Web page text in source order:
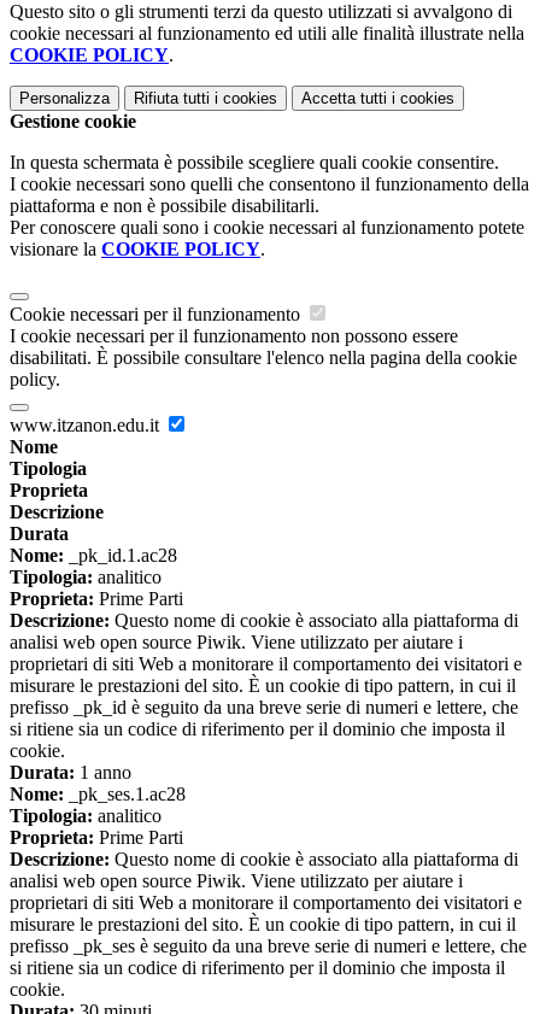
Questo sito o gli strumenti terzi da questo utilizzati si avvalgono di
cookie necessari al funzionamento ed utili alle finalità illustrate nella
COOKIE POLICY.
Personalizza Rifiuta tutti i cookies Accetta tutti i cookies
Gestione cookie
In questa schermata è possibile scegliere quali cookie consentire.
I cookie necessari sono quelli che consentono il funzionamento della
piattaforma e non è possibile disabilitarli.
Per conoscere quali sono i cookie necessari al funzionamento potete
visionare la COOKIE POLICY.
Cookie necessari per il funzionamento
I cookie necessari per il funzionamento non possono essere
disabilitati. È possibile consultare l'elenco nella pagina della cookie
policy.
www.itzanon.edu.it
Nome
Tipologia
Proprieta
Descrizione
Durata
Nome: _pk_id.1.ac28
Tipologia: analitico
Proprieta: Prime Parti
Descrizione: Questo nome di cookie è associato alla piattaforma di
analisi web open source Piwik. Viene utilizzato per aiutare i
proprietari di siti Web a monitorare il comportamento dei visitatori e
misurare le prestazioni del sito. È un cookie di tipo pattern, in cui il
prefisso _pk_id è seguito da una breve serie di numeri e lettere, che
si ritiene sia un codice di riferimento per il dominio che imposta il
cookie.
Durata: 1 anno
Nome: _pk_ses.1.ac28
Tipologia: analitico
Proprieta: Prime Parti
Descrizione: Questo nome di cookie è associato alla piattaforma di
analisi web open source Piwik. Viene utilizzato per aiutare i
proprietari di siti Web a monitorare il comportamento dei visitatori e
misurare le prestazioni del sito. È un cookie di tipo pattern, in cui il
prefisso _pk_ses è seguito da una breve serie di numeri e lettere, che
si ritiene sia un codice di riferimento per il dominio che imposta il
cookie.